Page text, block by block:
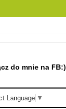
do mnie na FB:)
Language ▼